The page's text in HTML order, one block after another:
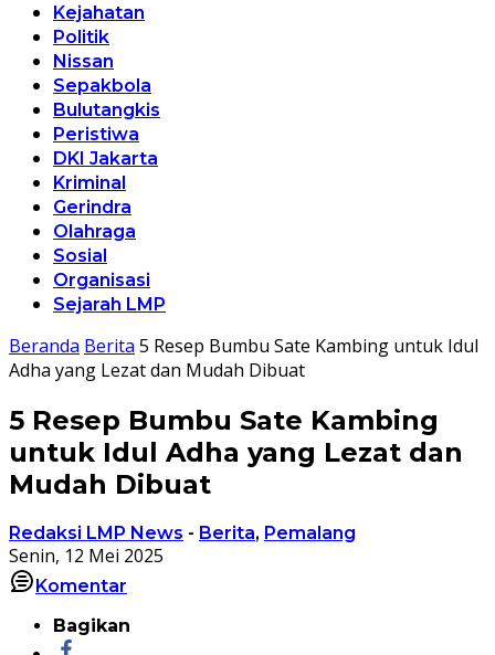
Kejahatan
Politik
Nissan
Sepakbola
Bulutangkis
Peristiwa
DKI Jakarta
Kriminal
Gerindra
Olahraga
Sosial
Organisasi
Sejarah LMP
Beranda Berita 5 Resep Bumbu Sate Kambing untuk Idul
Adha yang Lezat dan Mudah Dibuat
5 Resep Bumbu Sate Kambing
untuk Idul Adha yang Lezat dan
Mudah Dibuat
Redaksi LMP News - Berita, Pemalang
Senin, 12 Mei 2025
Komentar
Bagikan